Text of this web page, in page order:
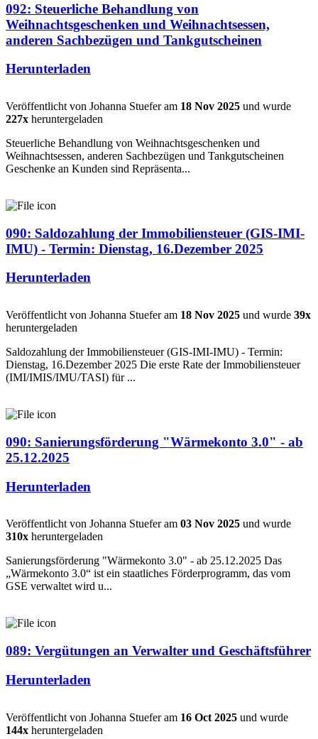
092: Steuerliche Behandlung von
Weihnachtsgeschenken und Weihnachtsessen,
anderen Sachbezügen und Tankgutscheinen
Herunterladen
Veröffentlicht von Johanna Stuefer am 18 Nov 2025 und wurde
227x heruntergeladen
Steuerliche Behandlung von Weihnachtsgeschenken und
Weihnachtsessen, anderen Sachbezügen und Tankgutscheinen
Geschenke an Kunden sind Repräsenta...
090: Saldozahlung der Immobiliensteuer (GIS-IMI-
IMU) - Termin: Dienstag, 16.Dezember 2025
Herunterladen
Veröffentlicht von Johanna Stuefer am 18 Nov 2025 und wurde 39x
heruntergeladen
Saldozahlung der Immobiliensteuer (GIS-IMI-IMU) - Termin:
Dienstag, 16.Dezember 2025 Die erste Rate der Immobiliensteuer
(IMI/IMIS/IMU/TASI) für ...
090: Sanierungsförderung "Wärmekonto 3.0" - ab
25.12.2025
Herunterladen
Veröffentlicht von Johanna Stuefer am 03 Nov 2025 und wurde
310x heruntergeladen
Sanierungsförderung "Wärmekonto 3.0" - ab 25.12.2025 Das
„Wärmekonto 3.0“ ist ein staatliches Förderprogramm, das vom
GSE verwaltet wird u...
089: Vergütungen an Verwalter und Geschäftsführer
Herunterladen
Veröffentlicht von Johanna Stuefer am 16 Oct 2025 und wurde
144x heruntergeladen